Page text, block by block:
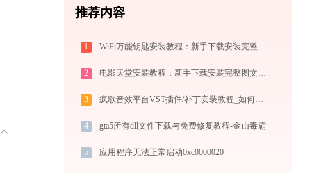
推荐内容
1 WiFi万能钥匙安装教程：新手下载安装完整图文步骤
2 电影天堂安装教程：新手下载安装完整图文步骤
3 疯歌音效平台VST插件/补丁安装教程_如何加载插件效果包
4 gta5所有dll文件下载与免费修复教程-金山毒霸
5 应用程序无法正常启动0xc0000020